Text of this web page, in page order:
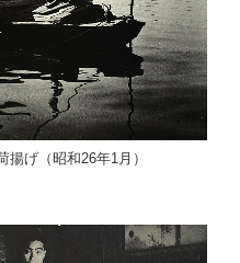
げ（昭和26年1月）